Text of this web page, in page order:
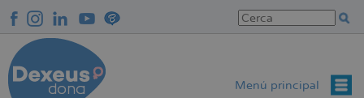
contingut
Menú principal